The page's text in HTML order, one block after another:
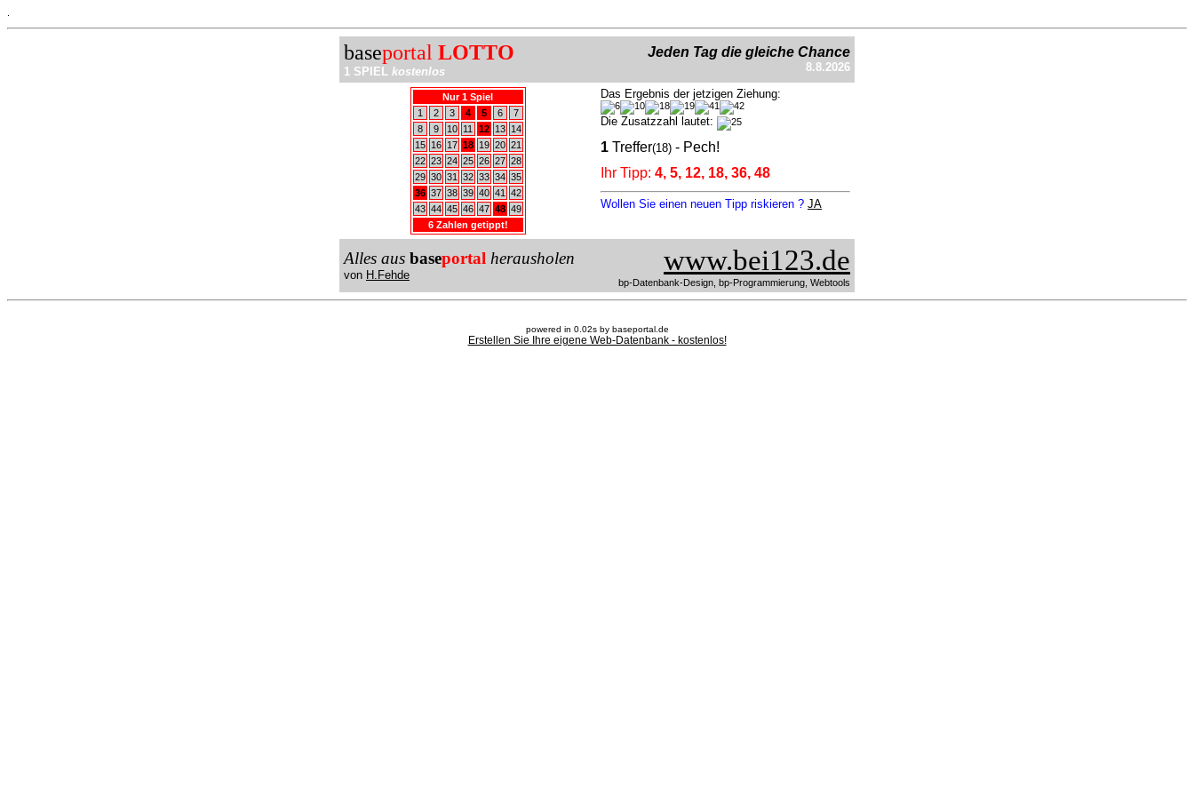
baseportal LOTTO
1 SPIEL kostenlos
Jeden Tag die gleiche Chance
8.8.2026
Nur 1 Spiel
1
2 3 4 5 6
7
8
9 10 11 12 13
14
15
16 17 18 19 20 21
22 23 24 25 26 27 28
29 30 31 32 33 34 35
36 37 38 39 40 41
42
43 44 45 46 47 48 49
6 Zahlen getippt!
Das Ergebnis der jetzigen Ziehung:
Die Zusatzzahl lautet:
1 Treffer(18) - Pech!
Ihr Tipp: 4, 5, 12, 18, 36, 48
Wollen Sie einen neuen Tipp riskieren ? JA
Alles aus baseportal herausholen
von H.Fehde www.bei123.de
bp-Datenbank-Design, bp-Programmierung, Webtools
powered in 0.02s by baseportal.de
Erstellen Sie Ihre eigene Web-Datenbank - kostenlos!